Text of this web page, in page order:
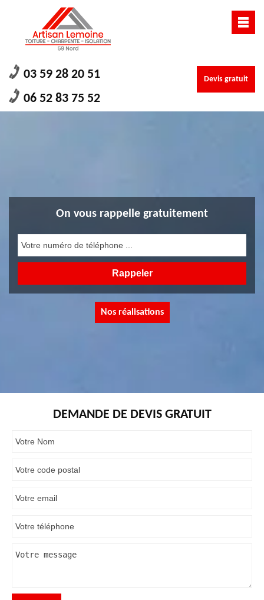
03 59 28 20 51
06 52 83 75 52
Devis gratuit
On vous rappelle gratuitement
Nos réalisations
DEMANDE DE DEVIS GRATUIT